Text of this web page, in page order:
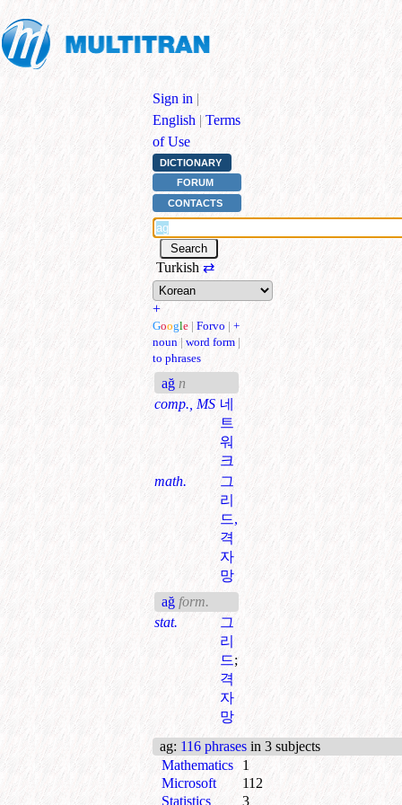
Sign in |
English | Terms
of Use
DICTIONARY
FORUM
CONTACTS
Turkish ⇄
+
Google | Forvo | +
noun | word form |
to phrases
ağ n
comp., MS 네
트
워
크
math.
그
리
드,
격
자
망
ağ form.
stat.
그
리
드;
격
자
망
ag: 116 phrases in 3 subjects
Mathematics
1
Microsoft
112
Statistics
3